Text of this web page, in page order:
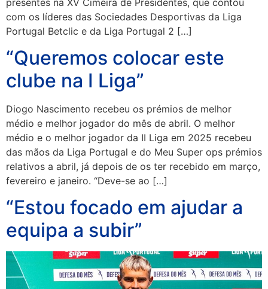
com os líderes das Sociedades Desportivas da Liga
Portugal Betclic e da Liga Portugal 2 […]
“Queremos colocar este
clube na I Liga”
Diogo Nascimento recebeu os prémios de melhor
médio e melhor jogador do mês de abril. O melhor
médio e o melhor jogador da II Liga em 2025 recebeu
das mãos da Liga Portugal e do Meu Super ops prémios
relativos a abril, já depois de os ter recebido em março,
fevereiro e janeiro. “Deve-se ao […]
“Estou focado em ajudar a
equipa a subir”